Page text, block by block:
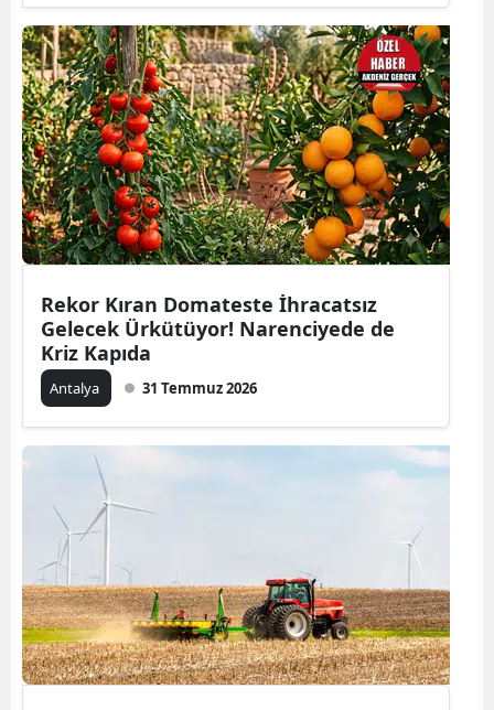
Rekor Kıran Domateste İhracatsız
Gelecek Ürkütüyor! Narenciyede de
Kriz Kapıda
Antalya 31 Temmuz 2026